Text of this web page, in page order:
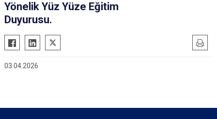
Yönelik Yüz Yüze Eğitim
Duyurusu.
03.04.2026